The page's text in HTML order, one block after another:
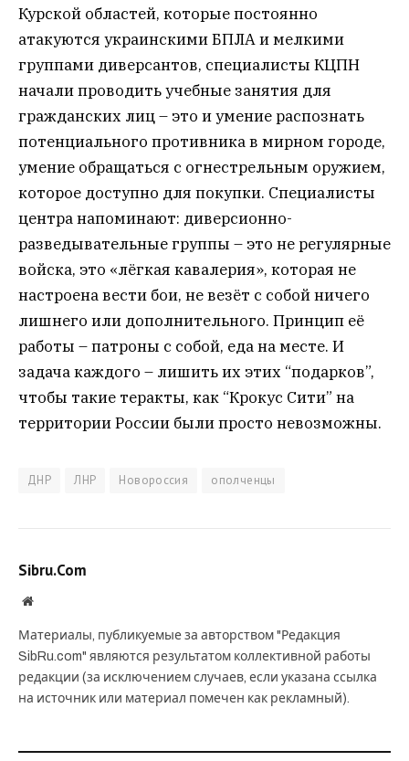
Курской областей, которые постоянно
атакуются украинскими БПЛА и мелкими
группами диверсантов, специалисты КЦПН
начали проводить учебные занятия для
гражданских лиц – это и умение распознать
потенциального противника в мирном городе,
умение обращаться с огнестрельным оружием,
которое доступно для покупки. Специалисты
центра напоминают: диверсионно-
разведывательные группы – это не регулярные
войска, это «лёгкая кавалерия», которая не
настроена вести бои, не везёт с собой ничего
лишнего или дополнительного. Принцип её
работы – патроны с собой, еда на месте. И
задача каждого – лишить их этих “подарков”,
чтобы такие теракты, как “Крокус Сити” на
территории России были просто невозможны.
ДНР ЛНР Новороссия ополченцы
Sibru.Com
Website
Материалы, публикуемые за авторством "Редакция
SibRu.com" являются результатом коллективной работы
редакции (за исключением случаев, если указана ссылка
на источник или материал помечен как рекламный).